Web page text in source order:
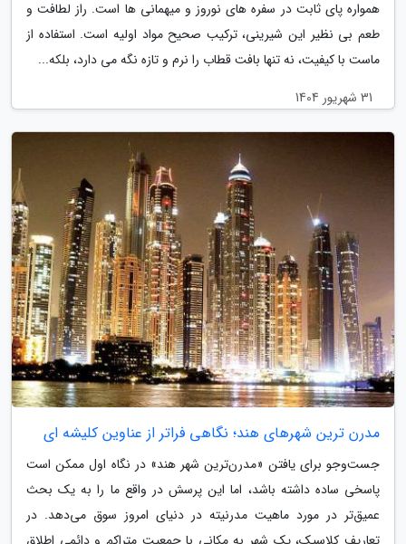
همواره پای ثابت در سفره های نوروز و میهمانی ها است. راز لطافت و
طعم بی نظیر این شیرینی، ترکیب صحیح مواد اولیه است. استفاده از
ماست با کیفیت، نه تنها بافت قطاب را نرم و تازه نگه می دارد، بلکه...
31 شهریور 1404
مدرن ترین شهرهای هند؛ نگاهی فراتر از عناوین کلیشه ای
جست‌وجو برای یافتن «مدرن‌ترین شهر هند» در نگاه اول ممکن است
پاسخی ساده داشته باشد، اما این پرسش در واقع ما را به یک بحث
عمیق‌تر در مورد ماهیت مدرنیته در دنیای امروز سوق می‌دهد. در